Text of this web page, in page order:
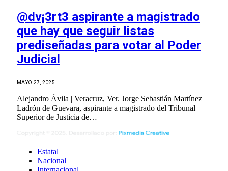
@dv¡3rt3 aspirante a magistrado
que hay que seguir listas
prediseñadas para votar al Poder
Judicial
MAYO 27, 2025
Alejandro Ávila | Veracruz, Ver. Jorge Sebastián Martínez
Ladrón de Guevara, aspirante a magistrado del Tribunal
Superior de Justicia de…
Estatal
Nacional